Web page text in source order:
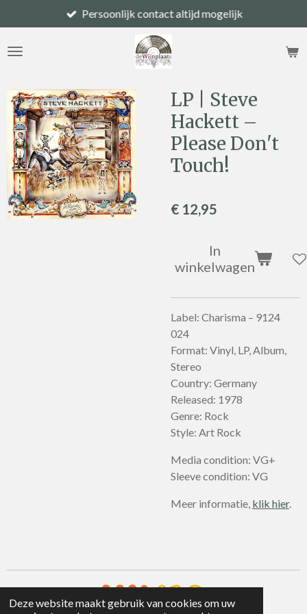
Deze website maakt gebruik van cookies om uw
direct
naar
Persoonlijk contact altijd mogelijk
LP | Steve
Hackett –
Please Don't
Touch!
€ 12,95
In
winkelwagen
Label: Charisma – 9124
024
Format: Vinyl, LP, Album,
Stereo
Country: Germany
Released: 1978
Genre: Rock
Style: Art Rock
Media condition: VG+
Sleeve condition: VG
Meer informatie, klik hier.